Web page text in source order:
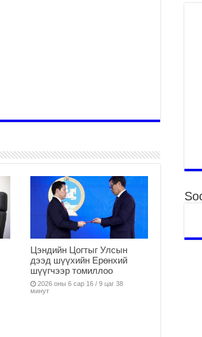
Цэндийн Цогтыг Улсын
дээд шүүхийн Ерөнхий
шүүгчээр томиллоо
2026 оны 6 сар 16 / 9 цаг 38
минут
Өв